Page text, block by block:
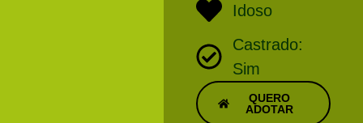
Idoso
Castrado:
Sim
QUERO
ADOTAR